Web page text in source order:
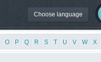
Choose language
O P Q R S T U V W| X